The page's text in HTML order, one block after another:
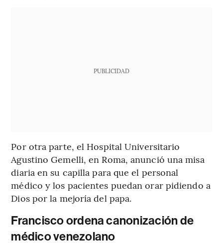
PUBLICIDAD
Por otra parte, el Hospital Universitario
Agustino Gemelli, en Roma, anunció una misa
diaria en su capilla para que el personal
médico y los pacientes puedan orar pidiendo a
Dios por la mejoría del papa.
Francisco ordena canonización de
médico venezolano